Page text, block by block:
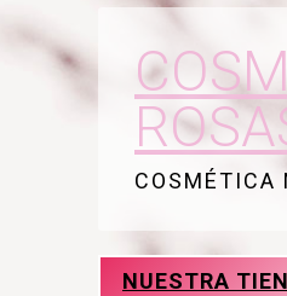
COSMÉTICA
NUESTRA